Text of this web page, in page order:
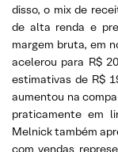
disso, o mix de
de alta renda e
margem bruta, em
acelerou para R$
estimativas de R$
aumentou na
praticamente em
Melnick também
com vendas